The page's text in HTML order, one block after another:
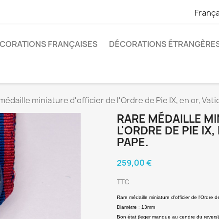
FRANÇAISES DÉCORATIONS
miniature d'officier de l'Ordre de Pie IX, en or,
RARE MÉDAILLE
L'ORDRE DE PIE
PAPE.
259,00 €
TTC
Rare médaille miniature d'officier de l'Ordre
Diamètre : 13mm
Bon état (leger manque au cendre du